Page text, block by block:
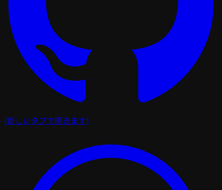
(新しいタブで開きます)